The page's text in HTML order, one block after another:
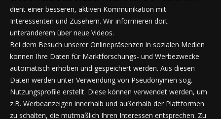
dient einer besseren, aktiven Kommunikation mit
Interessenten und Zusehern. Wir informieren dort
unteranderem über neue Videos.
Bei dem Besuch unserer Onlinepräsenzen in sozialen Medien
können Ihre Daten für Marktforschungs- und Werbezwecke
automatisch erhoben und gespeichert werden. Aus diesen
Daten werden unter Verwendung von Pseudonymen sog.
Nutzungsprofile erstellt. Diese können verwendet werden, um
z.B. Werbeanzeigen innerhalb und außerhalb der Plattformen
zu schalten, die mutmaßlich Ihren Interessen entsprechen. Zu